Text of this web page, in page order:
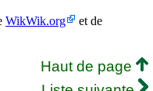
WikWik.org
et de
Haut de page